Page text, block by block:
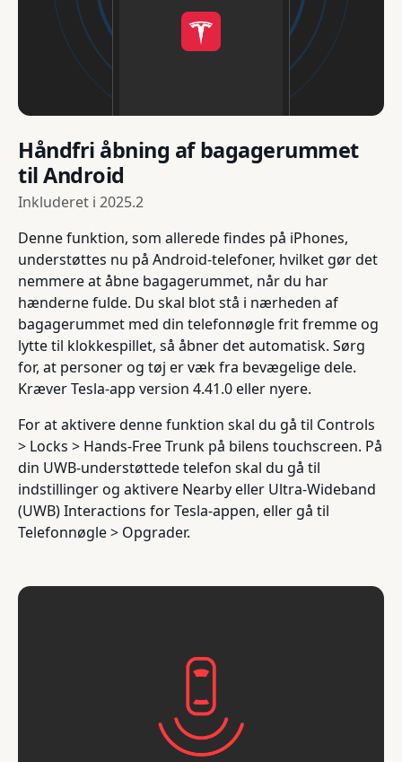
Håndfri åbning af bagagerummet
til Android
Inkluderet i 2025.2
Denne funktion, som allerede findes på iPhones,
understøttes nu på Android-telefoner, hvilket gør det
nemmere at åbne bagagerummet, når du har
hænderne fulde. Du skal blot stå i nærheden af
bagagerummet med din telefonnøgle frit fremme og
lytte til klokkespillet, så åbner det automatisk. Sørg
for, at personer og tøj er væk fra bevægelige dele.
Kræver Tesla-app version 4.41.0 eller nyere.
For at aktivere denne funktion skal du gå til Controls
> Locks > Hands-Free Trunk på bilens touchscreen. På
din UWB-understøttede telefon skal du gå til
indstillinger og aktivere Nearby eller Ultra-Wideband
(UWB) Interactions for Tesla-appen, eller gå til
Telefonnøgle > Opgrader.